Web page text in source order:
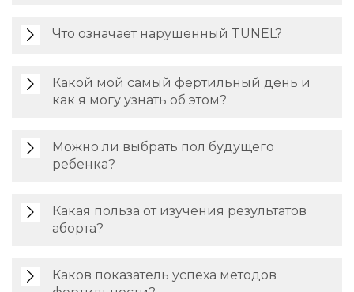
Что означает нарушенный TUNEL?
Какой мой самый фертильный день и
как я могу узнать об этом?
Можно ли выбрать пол будущего
ребенка?
Какая польза от изучения результатов
аборта?
Каков показатель успеха методов